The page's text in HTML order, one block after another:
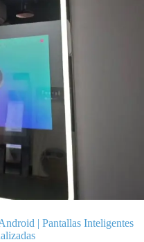
| Pantallas Inteligentes